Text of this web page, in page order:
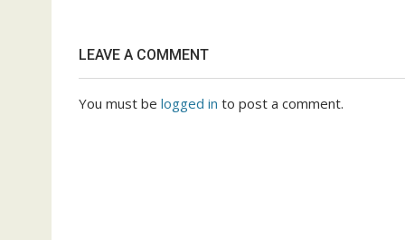
LEAVE A COMMENT
You must be logged in to post a comment.